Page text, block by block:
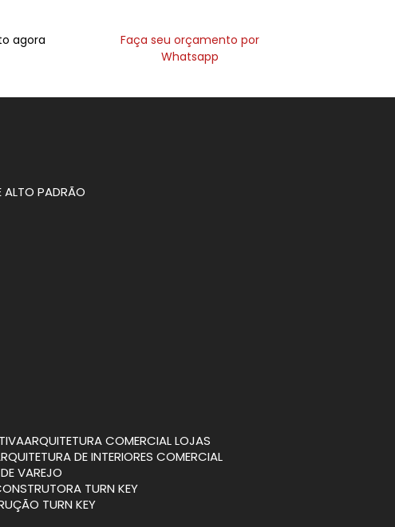
agora
Faça seu orçamento por
Whatsapp
ALTO PADRÃO
ARQUITETURA COMERCIAL LOJAS
ARQUITETURA DE INTERIORES COMERCIAL
VAREJO
CONSTRUTORA TURN KEY
TURN KEY